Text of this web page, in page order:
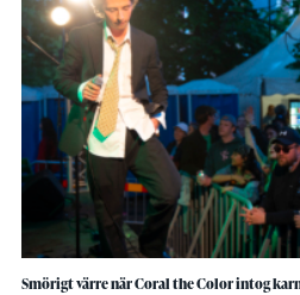
Smörigt värre när Coral the Color intog